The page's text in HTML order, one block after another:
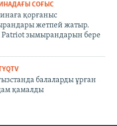
СОҒЫС
қорғаныс
жетпей жатыр.
зымырандарын бере
балаларды ұрған
қамалды